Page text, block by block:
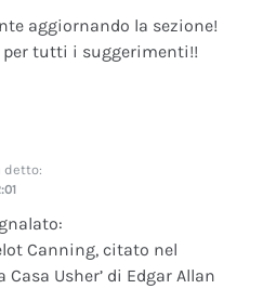
aggiornando la sezione!
per tutti i suggerimenti!!
detto:
Canning, citato nel
Usher’ di Edgar Allan